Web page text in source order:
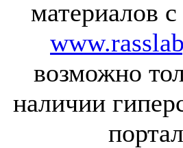
материалов с
возможно
наличии